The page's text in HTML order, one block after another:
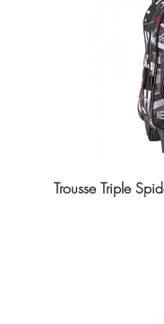
Trousse Triple